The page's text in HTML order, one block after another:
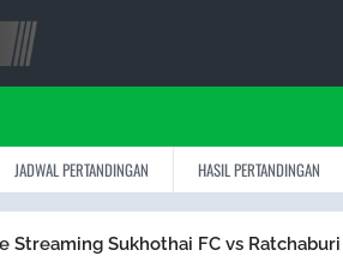
JADWAL PERTANDINGAN HASIL PERTANDINGAN
Streaming Sukhothai FC vs